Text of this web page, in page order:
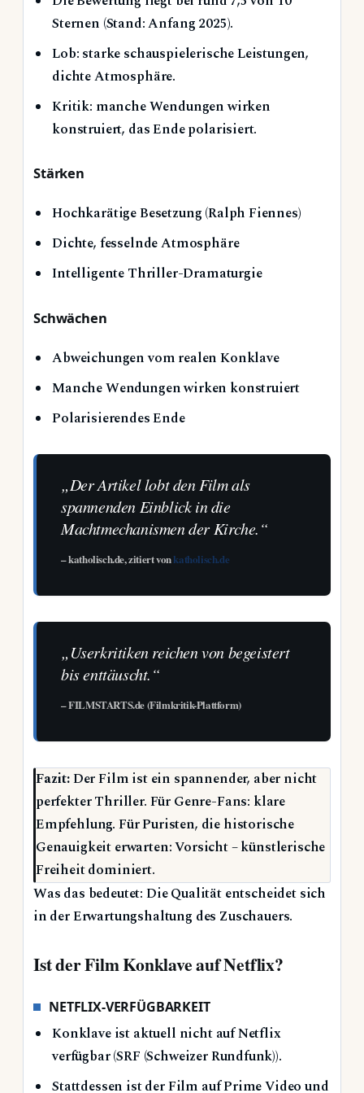
Sternen (Stand: Anfang 2025).
Lob: starke schauspielerische Leistungen,
dichte Atmosphäre.
Kritik: manche Wendungen wirken
konstruiert, das Ende polarisiert.
Stärken
Hochkarätige Besetzung (Ralph Fiennes)
Dichte, fesselnde Atmosphäre
Intelligente Thriller-Dramaturgie
Schwächen
Abweichungen vom realen Konklave
Manche Wendungen wirken konstruiert
Polarisierendes Ende
„Der Artikel lobt den Film als
spannenden Einblick in die
Machtmechanismen der Kirche.“
– katholisch.de, zitiert vonkatholisch.de
„Userkritiken reichen von begeistert
bis enttäuscht.“
– FILMSTARTS.de (Filmkritik-Plattform)
Fazit:Der Film ist ein spannender, aber nicht
perfekter Thriller. Für Genre-Fans: klare
Empfehlung. Für Puristen, die historische
Genauigkeit erwarten: Vorsicht – künstlerische
Freiheit dominiert.
Was das bedeutet: Die Qualität entscheidet sich
in der Erwartungshaltung des Zuschauers.
Ist der Film Konklave auf Netflix?
NETFLIX-VERFÜGBARKEIT
Konklave ist aktuell nicht auf Netflix
verfügbar (SRF (Schweizer Rundfunk)).
Stattdessen ist der Film auf Prime Video und